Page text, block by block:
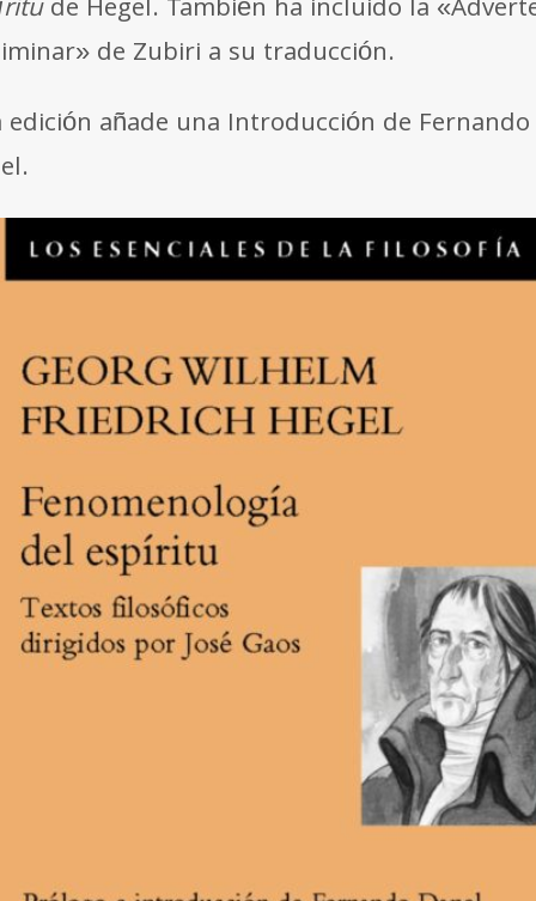
de Hegel. También ha incluido la
de Zubiri a su traducción.
edición añade una Introducción de Fernando